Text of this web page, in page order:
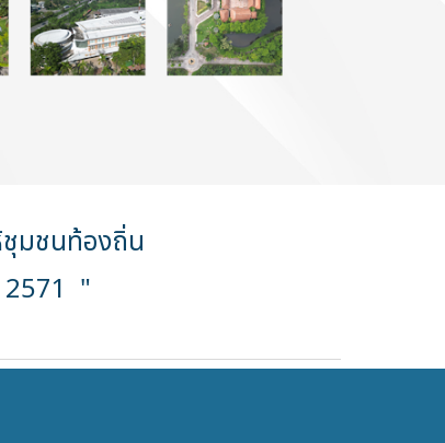
ชุมชนท้องถิ่น
2571 "